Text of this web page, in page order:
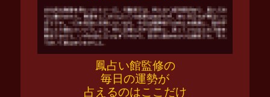
鳳占い館監修の
毎日の運勢が
占えるのはここだけ